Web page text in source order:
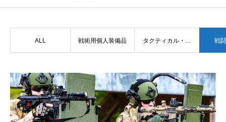
ALL 戦術用個人装備品 タクティカル・ウ 戦